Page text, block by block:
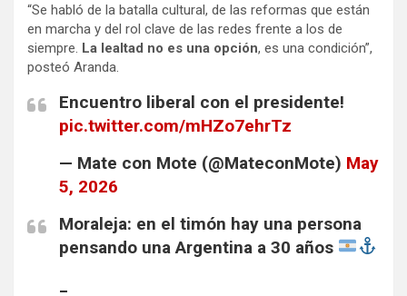
“Se habló de la batalla cultural, de las reformas que están
en marcha y del rol clave de las redes frente a los de
siempre. La lealtad no es una opción, es una condición”,
posteó Aranda.
Encuentro liberal con el presidente!
pic.twitter.com/mHZo7ehrTz
— Mate con Mote (@MateconMote) May
5, 2026
Moraleja: en el timón hay una persona
pensando una Argentina a 30 años